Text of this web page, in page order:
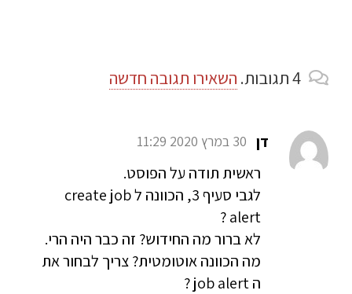
4תגובות. השאירו תגובה חדשה
דן 30 במרץ 2020 11:29
ראשית תודה על הפוסט.
לגבי סעיף 3, הכוונה ל create job
alert ?
לא ברור מה החידוש? זה כבר היה הרי.
מה הכוונה אוטומטית? צריך לבחור את
ה job alert ?